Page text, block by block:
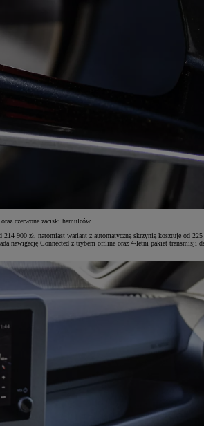
czerwone zaciski hamulców.
900 zł, natomiast wariant z automatyczną skrzynią kosztuje od 225
nawigację Connected z trybem offline oraz 4-letni pakiet transmisji